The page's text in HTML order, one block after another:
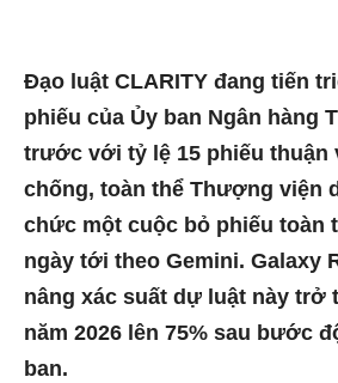
Đạo luật CLARITY đang tiến
phiếu của Ủy ban Ngân hàng
trước với tỷ lệ 15 phiếu thuận
chống, toàn thể Thượng viện
chức một cuộc bỏ phiếu toàn
ngày tới theo Gemini. Galaxy
nâng xác suất dự luật này trở
năm 2026 lên 75% sau bước
ban.